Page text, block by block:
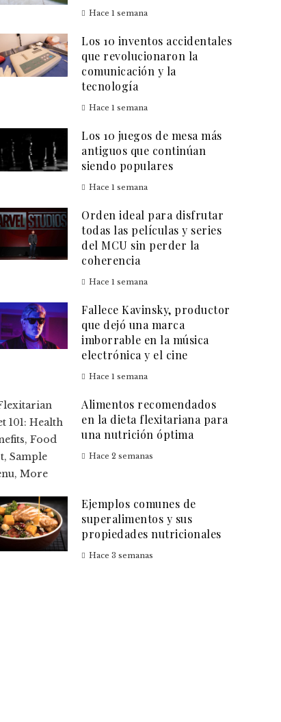
Hace 1 semana
Los 10 inventos accidentales
que revolucionaron la
comunicación y la
tecnología
Hace 1 semana
Los 10 juegos de mesa más
antiguos que continúan
siendo populares
Hace 1 semana
Orden ideal para disfrutar
todas las películas y series
del MCU sin perder la
coherencia
Hace 1 semana
Fallece Kavinsky, productor
que dejó una marca
imborrable en la música
electrónica y el cine
Hace 1 semana
Alimentos recomendados
en la dieta flexitariana para
una nutrición óptima
Hace 2 semanas
Ejemplos comunes de
superalimentos y sus
propiedades nutricionales
Hace 3 semanas